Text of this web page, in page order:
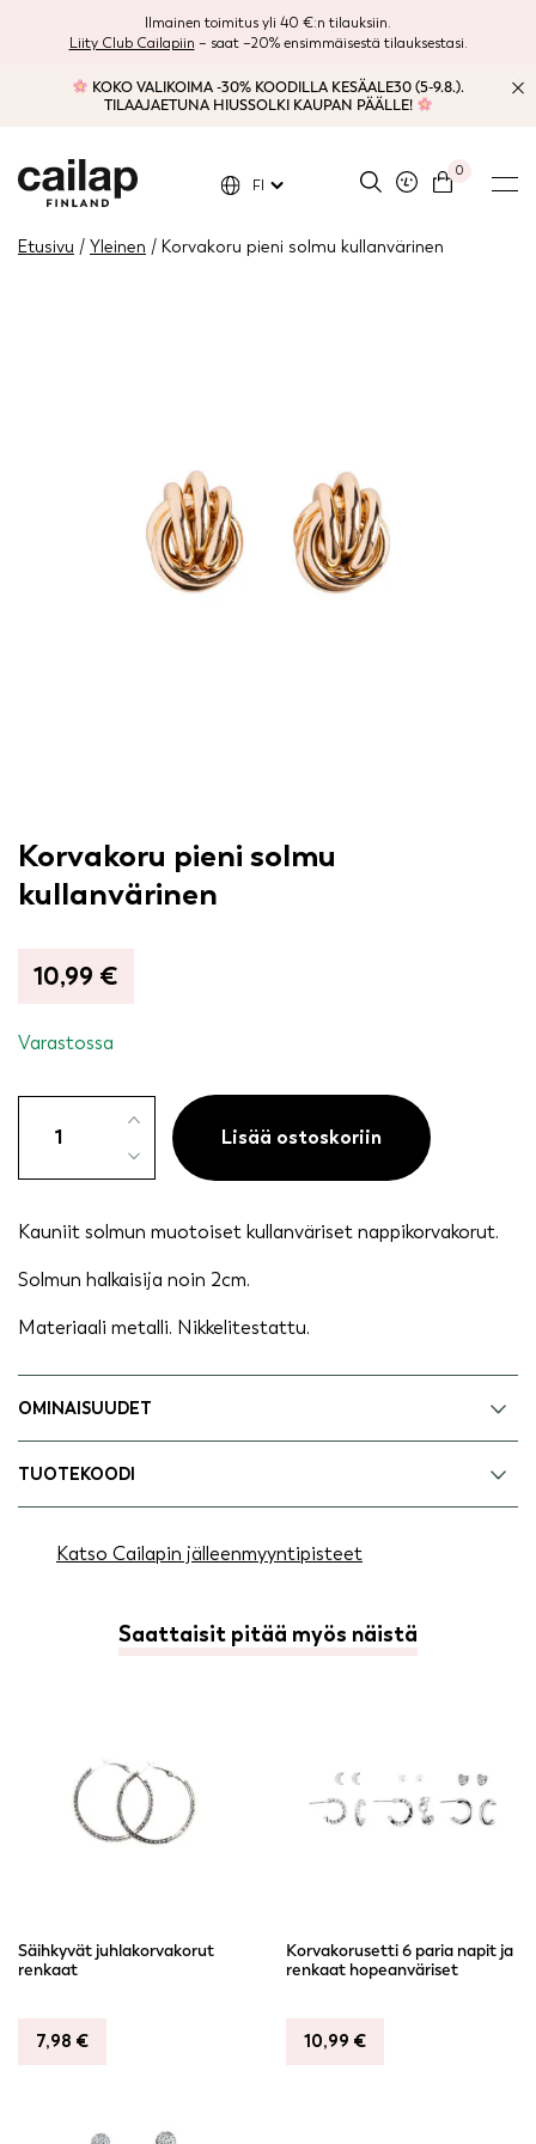
Ilmainen toimitus yli 40 €:n tilauksiin.
Liity Club Cailapiin – saat –20% ensimmäisestä tilauksestasi.
KOKO VALIKOIMA -30% KOODILLA KESÄALE30 (5-9.8.).
TILAAJAETUNA HIUSSOLKI KAUPAN PÄÄLLE!
0
FI
Etusivu / Yleinen / Korvakoru pieni solmu kullanvärinen
Korvakoru pieni solmu
kullanvärinen
10,99 €
Varastossa
pieni
määrä
Lisää ostoskoriin
Kauniit solmun muotoiset kullanväriset nappikorvakorut.
Solmun halkaisija noin 2cm.
Materiaali metalli. Nikkelitestattu.
OMINAISUUDET
TUOTEKOODI
Katso Cailapin jälleenmyyntipisteet
Saattaisit pitää myös näistä
Säihkyvät juhlakorvakorut
renkaat
7,98 €
Korvakorusetti 6 paria napit ja
renkaat hopeanväriset
10,99 €